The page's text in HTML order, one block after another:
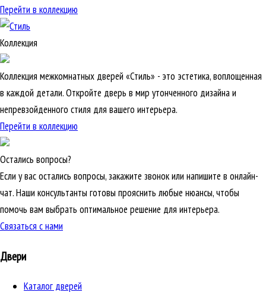
Перейти в коллекцию
Коллекция
Коллекция межкомнатных дверей «Стиль» - это эстетика, воплощенная
в каждой детали. Откройте дверь в мир утонченного дизайна и
непревзойденного стиля для вашего интерьера.
Перейти в коллекцию
Остались вопросы?
Если у вас остались вопросы, закажите звонок или напишите в онлайн-
чат. Наши консультанты готовы прояснить любые нюансы, чтобы
помочь вам выбрать оптимальное решение для интерьера.
Связаться с нами
Двери
Каталог дверей